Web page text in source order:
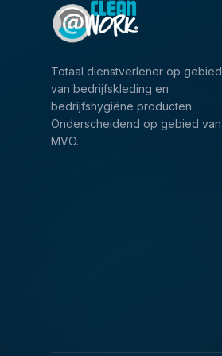
Totaal dienstverlener op gebied
van bedrijfskleding en
bedrijfshygiëne producten.
Onderscheidend op gebied van
MVO.